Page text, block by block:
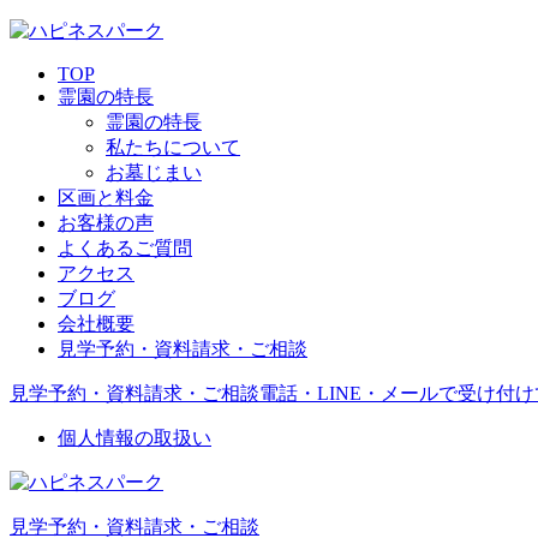
TOP
霊園の特長
霊園の特長
私たちについて
お墓じまい
区画と料金
お客様の声
よくあるご質問
アクセス
ブログ
会社概要
見学予約・資料請求・ご相談
見学予約・資料請求・ご相談電話・LINE・メールで受け付け
個人情報の取扱い
見学予約・資料請求・ご相談